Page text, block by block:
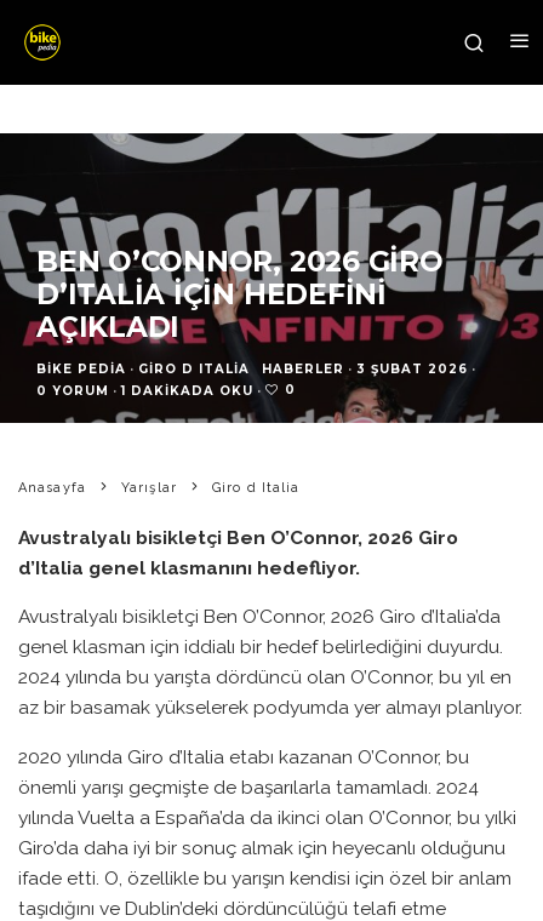
BEN O’CONNOR, 2026 GIRO
D’ITALIA IÇIN HEDEFINI
AÇIKLADI
BIKE PEDIA · GIRO D ITALIA HABERLER · 3 ŞUBAT 2026 ·
0 YORUM · 1 DAKIKADA OKU · 0
Anasayfa Yarışlar Giro d Italia
Avustralyalı bisikletçi Ben O’Connor, 2026 Giro
d’Italia genel klasmanını hedefliyor.
Avustralyalı bisikletçi Ben O’Connor, 2026 Giro d’Italia’da
genel klasman için iddialı bir hedef belirlediğini duyurdu.
2024 yılında bu yarışta dördüncü olan O’Connor, bu yıl en
az bir basamak yükselerek podyumda yer almayı planlıyor.
2020 yılında Giro d’Italia etabı kazanan O’Connor, bu
önemli yarışı geçmişte de başarılarla tamamladı. 2024
yılında Vuelta a España’da da ikinci olan O’Connor, bu yılki
Giro’da daha iyi bir sonuç almak için heyecanlı olduğunu
ifade etti. O, özellikle bu yarışın kendisi için özel bir anlam
taşıdığını ve Dublin’deki dördüncülüğü telafi etme